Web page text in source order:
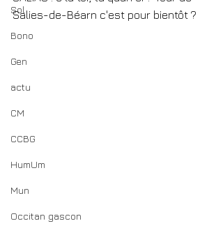
Sol
Bono
Gen
actu
CM
CCBG
HumUm
Mun
Occitan gascon
Salies-de-Béarn c'est pour bientôt ?